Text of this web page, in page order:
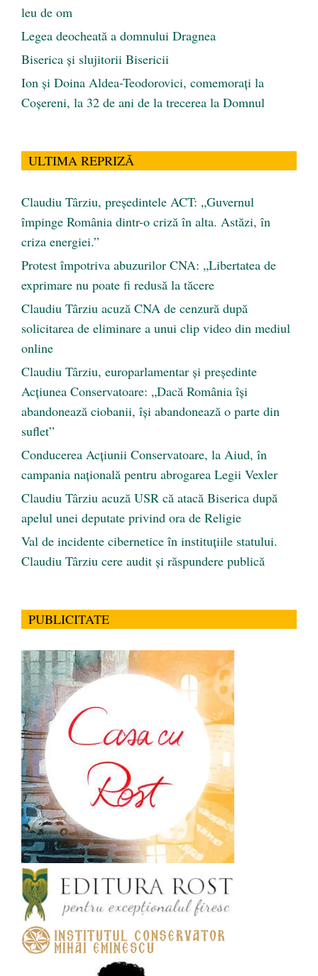
leu de om
Legea deocheată a domnului Dragnea
Biserica și slujitorii Bisericii
Ion și Doina Aldea-Teodorovici, comemorați la
Coșereni, la 32 de ani de la trecerea la Domnul
ULTIMA REPRIZĂ
Claudiu Târziu, președintele ACT: „Guvernul
împinge România dintr-o criză în alta. Astăzi, în
criza energiei.”
Protest împotriva abuzurilor CNA: „Libertatea de
exprimare nu poate fi redusă la tăcere
Claudiu Târziu acuză CNA de cenzură după
solicitarea de eliminare a unui clip video din mediul
online
Claudiu Târziu, europarlamentar și președinte
Acțiunea Conservatoare: „Dacă România își
abandonează ciobanii, își abandonează o parte din
suflet”
Conducerea Acțiunii Conservatoare, la Aiud, în
campania națională pentru abrogarea Legii Vexler
Claudiu Târziu acuză USR că atacă Biserica după
apelul unei deputate privind ora de Religie
Val de incidente cibernetice în instituțiile statului.
Claudiu Târziu cere audit și răspundere publică
PUBLICITATE